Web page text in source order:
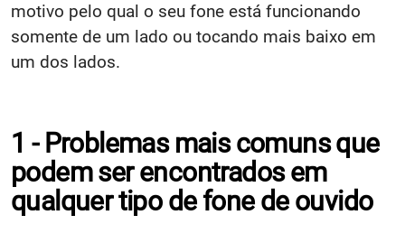
motivo pelo qual o seu fone está funcionando
somente de um lado ou tocando mais baixo em
um dos lados.
1 - Problemas mais comuns que
podem ser encontrados em
qualquer tipo de fone de ouvido